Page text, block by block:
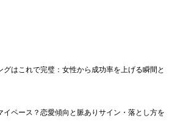
グはこれで完璧：女性から成功率を上げる瞬間と
イペース？恋愛傾向と脈ありサイン・落とし方を